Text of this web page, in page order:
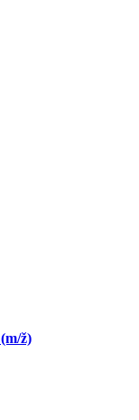
(m/ž)